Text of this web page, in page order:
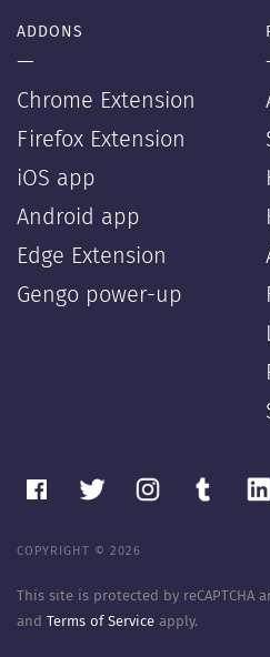
ADDONS
—
Chrome Extension
Firefox Extension
iOS app
Android app
Edge Extension
Gengo power-up
COPYRIGHT © 2026
This site is protected by reCAPTCHA
and Terms of Service apply.